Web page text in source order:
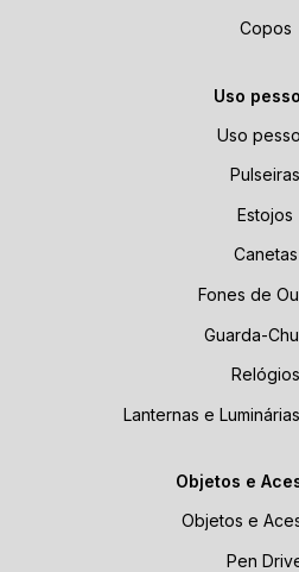
Copos
Uso
Uso
Pulseiras
Estojos
Canetas
Fones de
Guarda-
Relógios
Lanternas e
Objetos e
Objetos e
Pen